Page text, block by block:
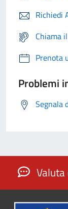
Richiedi
Chiama
Prenota
Problemi
Segnala